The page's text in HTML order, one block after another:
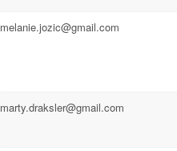
melanie.jozic@gmail.com
marty.draksler@gmail.com